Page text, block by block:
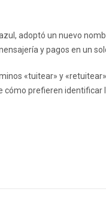
adoptó un nuevo
y pagos en un
«tuitear» y
cómo prefieren identificar